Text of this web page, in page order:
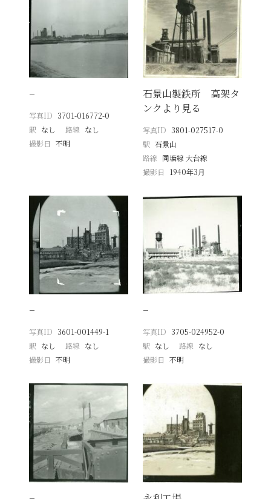
−
写真ID 3701-016772-0
駅 なし 路線 なし
撮影日
不明
石景山製鉄所 高架タ
ンクより見る
写真ID 3801-027517-0
駅 石景山
路線 同塘線 大台線
撮影日
1940年3月
−
写真ID 3601-001449-1
駅 なし 路線 なし
撮影日
不明
−
写真ID 3705-024952-0
駅 なし 路線 なし
撮影日 不明